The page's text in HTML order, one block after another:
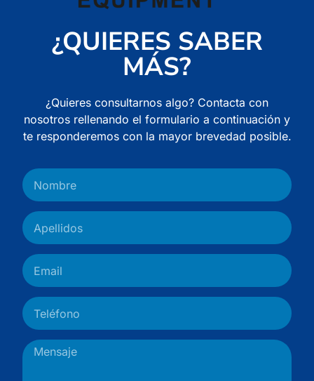
¿QUIERES SABER
MÁS?
¿Quieres consultarnos algo? Contacta con
nosotros rellenando el formulario a continuación y
te responderemos con la mayor brevedad posible.